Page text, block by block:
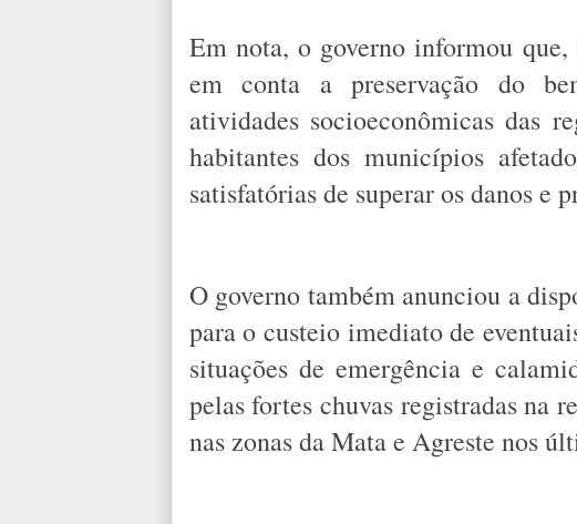
Em nota, o governo informou
em conta a preservação do
atividades socioeconômicas das
habitantes dos municípios
satisfatórias de superar os danos e
O governo também anunciou a
para o custeio imediato de
situações de emergência e
pelas fortes chuvas registradas na
nas zonas da Mata e Agreste nos